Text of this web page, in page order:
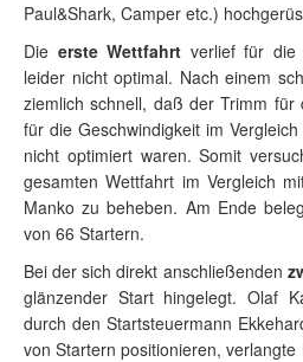
Paul&Shark, Camper etc.)
Die erste Wettfahrt verlief für die
leider nicht optimal. Nach einem
ziemlich schnell, daß der Trimm für
für die Geschwindigkeit im
nicht optimiert waren. Somit
gesamten Wettfahrt im Vergleich
Manko zu beheben. Am Ende
von 66 Startern.
Bei der sich direkt anschließenden
glänzender Start hingelegt. Olaf
durch den Startsteuermann
von Startern positionieren,